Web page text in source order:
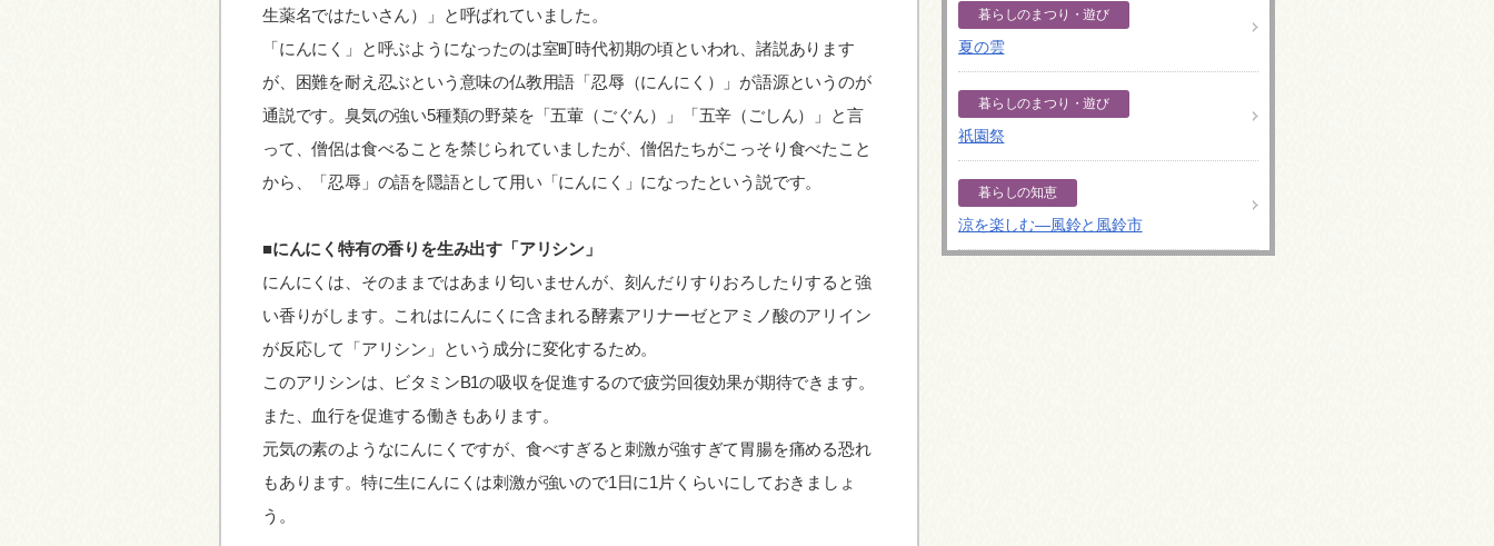
生薬名ではたいさん）」と呼ばれていました。
「にんにく」と呼ぶようになったのは室町時代初期の頃といわれ、諸説あります
が、困難を耐え忍ぶという意味の仏教用語「忍辱（にんにく）」が語源というのが
通説です。臭気の強い5種類の野菜を「五葷（ごぐん）」「五辛（ごしん）」と言
って、僧侶は食べることを禁じられていましたが、僧侶たちがこっそり食べたこと
から、「忍辱」の語を隠語として用い「にんにく」になったという説です。
■にんにく特有の香りを生み出す「アリシン」
にんにくは、そのままではあまり匂いませんが、刻んだりすりおろしたりすると強
い香りがします。これはにんにくに含まれる酵素アリナーゼとアミノ酸のアリイン
が反応して「アリシン」という成分に変化するため。
このアリシンは、ビタミンB1の吸収を促進するので疲労回復効果が期待できます。
また、血行を促進する働きもあります。
元気の素のようなにんにくですが、食べすぎると刺激が強すぎて胃腸を痛める恐れ
もあります。特に生にんにくは刺激が強いので1日に1片くらいにしておきましょ
う。
暮らしのまつり・遊び
夏の雲
暮らしのまつり・遊び
祇園祭
暮らしの知恵
涼を楽しむ―風鈴と風鈴市